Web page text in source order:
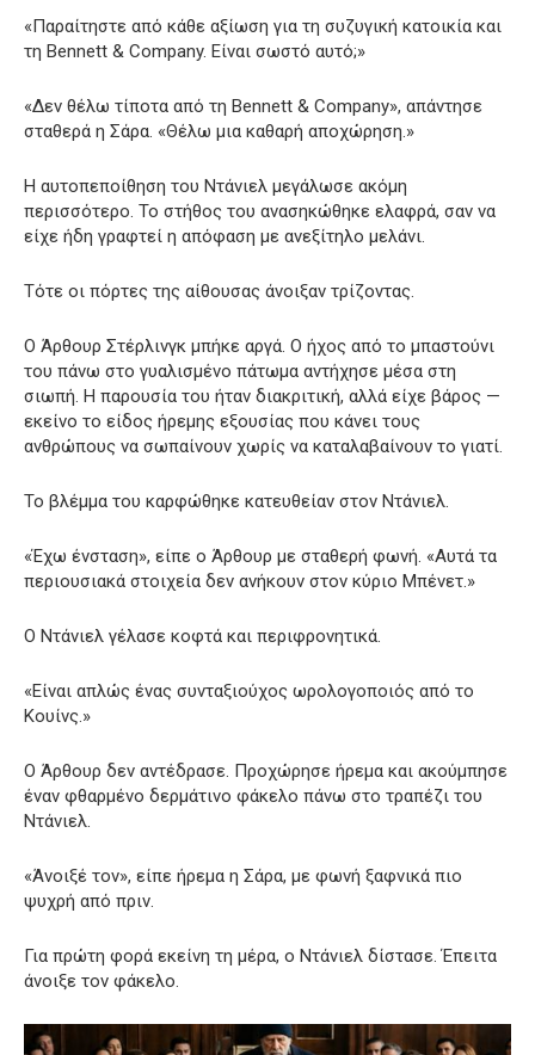
«Παραίτηστε από κάθε αξίωση για τη συζυγική κατοικία και
τη Bennett & Company. Είναι σωστό αυτό;»
«Δεν θέλω τίποτα από τη Bennett & Company», απάντησε
σταθερά η Σάρα. «Θέλω μια καθαρή αποχώρηση.»
Η αυτοπεποίθηση του Ντάνιελ μεγάλωσε ακόμη
περισσότερο. Το στήθος του ανασηκώθηκε ελαφρά, σαν να
είχε ήδη γραφτεί η απόφαση με ανεξίτηλο μελάνι.
Τότε οι πόρτες της αίθουσας άνοιξαν τρίζοντας.
Ο Άρθουρ Στέρλινγκ μπήκε αργά. Ο ήχος από το μπαστούνι
του πάνω στο γυαλισμένο πάτωμα αντήχησε μέσα στη
σιωπή. Η παρουσία του ήταν διακριτική, αλλά είχε βάρος —
εκείνο το είδος ήρεμης εξουσίας που κάνει τους
ανθρώπους να σωπαίνουν χωρίς να καταλαβαίνουν το γιατί.
Το βλέμμα του καρφώθηκε κατευθείαν στον Ντάνιελ.
«Έχω ένσταση», είπε ο Άρθουρ με σταθερή φωνή. «Αυτά τα
περιουσιακά στοιχεία δεν ανήκουν στον κύριο Μπένετ.»
Ο Ντάνιελ γέλασε κοφτά και περιφρονητικά.
«Είναι απλώς ένας συνταξιούχος ωρολογοποιός από το
Κουίνς.»
Ο Άρθουρ δεν αντέδρασε. Προχώρησε ήρεμα και ακούμπησε
έναν φθαρμένο δερμάτινο φάκελο πάνω στο τραπέζι του
Ντάνιελ.
«Άνοιξέ τον», είπε ήρεμα η Σάρα, με φωνή ξαφνικά πιο
ψυχρή από πριν.
Για πρώτη φορά εκείνη τη μέρα, ο Ντάνιελ δίστασε. Έπειτα
άνοιξε τον φάκελο.